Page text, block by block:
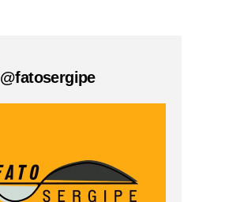
@fatosergipe